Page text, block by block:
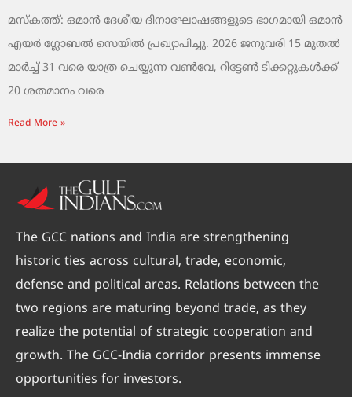
മസ്‌കത്ത്: ഒമാൻ ദേശീയ ദിനാഘോഷങ്ങളുടെ ഭാഗമായി ഒമാൻ
എയർ ഗ്ലോബൽ സെയിൽ പ്രഖ്യാപിച്ചു. 2026 ജനുവരി 15 മുതൽ
മാർച്ച് 31 വരെ യാത്ര ചെയ്യുന്ന വൺവേ, റിട്ടേൺ ടിക്കറ്റുകൾക്ക്
20 ശതമാനം വരെ
Read More »
The GCC nations and India are strengthening
historic ties across cultural, trade, economic,
defense and political areas. Relations between the
two regions are maturing beyond trade, as they
realize the potential of strategic cooperation and
growth. The GCC-India corridor presents immense
opportunities for investors.